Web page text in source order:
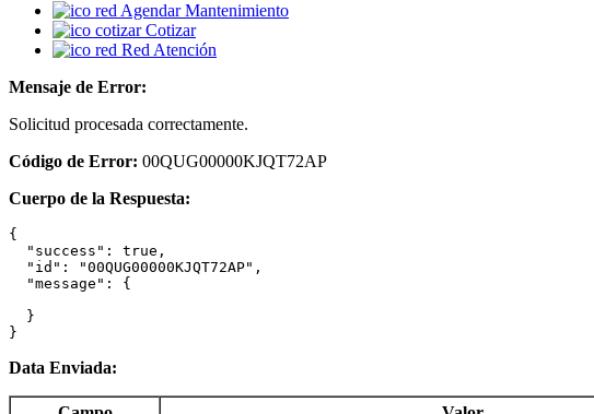
Agendar Mantenimiento
Cotizar
Red Atención
Mensaje de Error:
Solicitud procesada correctamente.
Código de Error: 00QUG00000KJQT72AP
Cuerpo de la Respuesta:
{
  "success": true,
  "id": "00QUG00000KJQT72AP",
  "message": {
  }
}
Data Enviada: